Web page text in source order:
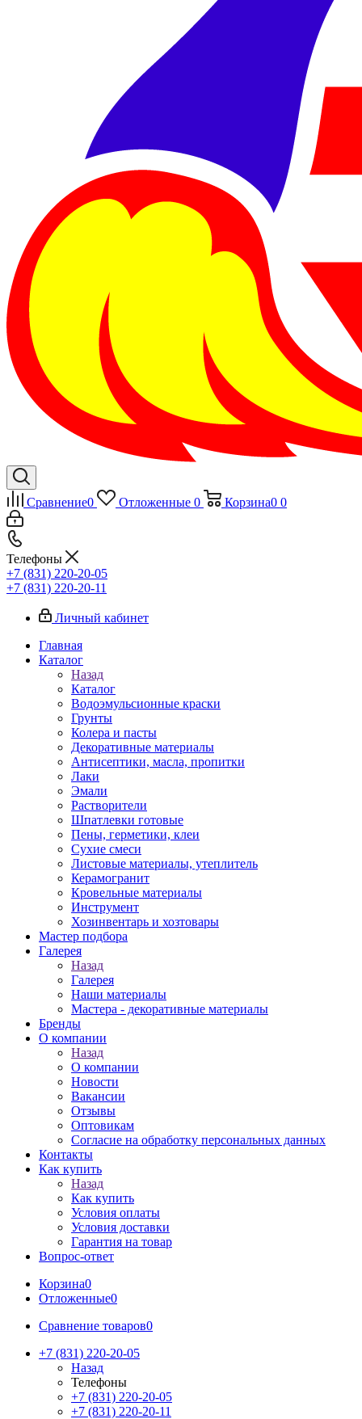
Сравнение0 Отложенные 0 Корзина0 0
Телефоны
+7 (831) 220-20-05
+7 (831) 220-20-11
Личный кабинет
Главная
Каталог
Назад
Каталог
Водоэмульсионные краски
Грунты
Колера и пасты
Декоративные материалы
Антисептики, масла, пропитки
Лаки
Эмали
Растворители
Шпатлевки готовые
Пены, герметики, клеи
Сухие смеси
Листовые материалы, утеплитель
Керамогранит
Кровельные материалы
Инструмент
Хозинвентарь и хозтовары
Мастер подбора
Галерея
Назад
Галерея
Наши материалы
Мастера - декоративные материалы
Бренды
О компании
Назад
О компании
Новости
Вакансии
Отзывы
Оптовикам
Cогласие на обработку персональных данных
Контакты
Как купить
Назад
Как купить
Условия оплаты
Условия доставки
Гарантия на товар
Вопрос-ответ
Корзина0
Отложенные0
Сравнение товаров0
+7 (831) 220-20-05
Назад
Телефоны
+7 (831) 220-20-05
+7 (831) 220-20-11